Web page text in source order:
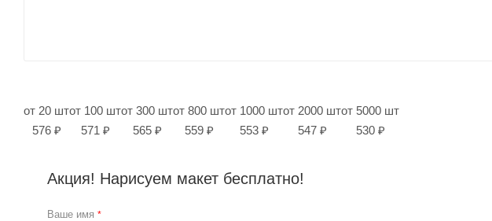
от 20 шт
576 ₽
от 100 шт
571 ₽
от 300 шт
565 ₽
от 800 шт
559 ₽
от 1000 шт
553 ₽
от 2000 шт
547 ₽
от 5000 шт
530 ₽
Акция! Нарисуем макет бесплатно!
Ваше имя *